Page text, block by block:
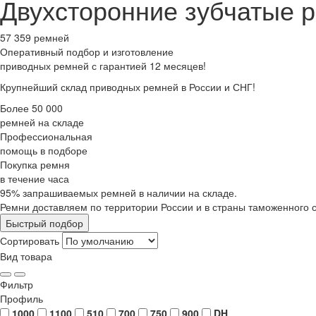
Двухсторонние зубчатые
57 359 ремней
Оперативный подбор и изготовление
приводных ремней с гарантией 12 месяцев!
Крупнейший склад приводных ремней в России и СНГ!
Более 50 000
ремней на складе
Профессиональная
помощь в подборе
Покупка ремня
в течение часа
95% запрашиваемых ремней в наличии на складе.
Ремни доставляем по территории России и в страны таможенного
Быстрый подбор
Сортировать
Вид товара
Фильтр
Профиль
1000
1100 510 700 750 900
DH